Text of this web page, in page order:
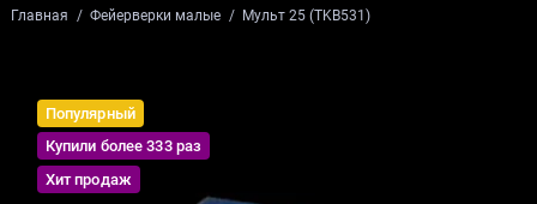
Главная Фейерверки малые Мульт 25 (TKB531)
Популярный
Купили более 333 раз
Хит продаж